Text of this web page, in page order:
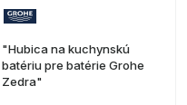
"Hubica na kuchynskú
batériu pre batérie Grohe
Zedra"